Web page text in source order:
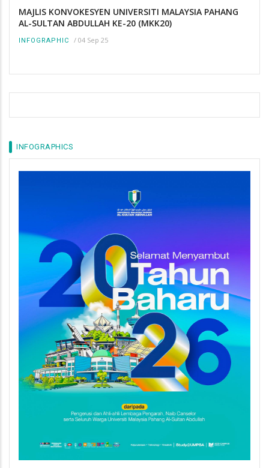
MAJLIS KONVOKESYEN UNIVERSITI MALAYSIA PAHANG
AL-SULTAN ABDULLAH KE-20 (MKK20)
INFOGRAPHIC / 04 Sep 25
INFOGRAPHICS